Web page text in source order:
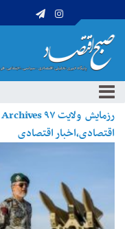
اقتصادی،اخبار اقتصادی